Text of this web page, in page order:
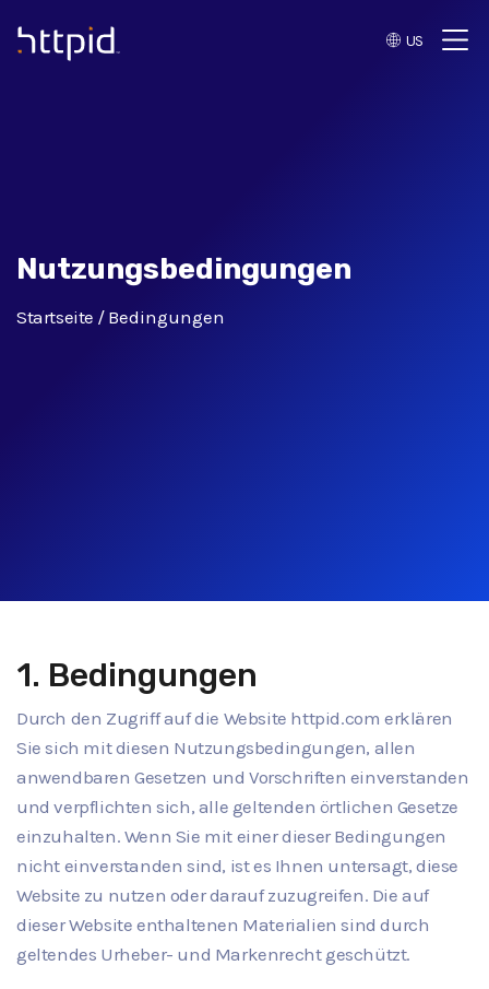
™
US
Nutzungsbedingungen
Startseite Bedingungen
1. Bedingungen
Durch den Zugriff auf die Website httpid.com erklären
Sie sich mit diesen Nutzungsbedingungen, allen
anwendbaren Gesetzen und Vorschriften einverstanden
und verpflichten sich, alle geltenden örtlichen Gesetze
einzuhalten. Wenn Sie mit einer dieser Bedingungen
nicht einverstanden sind, ist es Ihnen untersagt, diese
Website zu nutzen oder darauf zuzugreifen. Die auf
dieser Website enthaltenen Materialien sind durch
geltendes Urheber- und Markenrecht geschützt.